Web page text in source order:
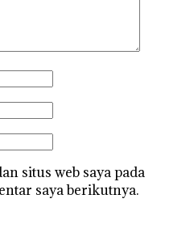
situs web saya pada
saya berikutnya.